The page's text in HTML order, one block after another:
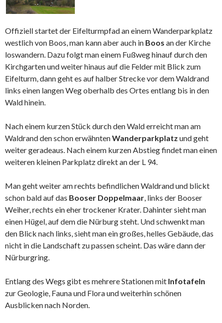
Offiziell startet der Eifelturmpfad an einem Wanderparkplatz
westlich von Boos, man kann aber auch in Boos an der Kirche
loswandern. Dazu folgt man einem Fußweg hinauf durch den
Kirchgarten und weiter hinaus auf die Felder mit Blick zum
Eifelturm, dann geht es auf halber Strecke vor dem Waldrand
links einen langen Weg oberhalb des Ortes entlang bis in den
Wald hinein.
Nach einem kurzen Stück durch den Wald erreicht man am
Waldrand den schon erwähntenWanderparkplatz und geht
weiter geradeaus. Nach einem kurzen Abstieg findet man einen
weiteren kleinen Parkplatz direkt an der L 94.
Man geht weiter am rechts befindlichen Waldrand und blickt
schon bald auf das Booser Doppelmaar , links der Booser
Weiher, rechts ein eher trockener Krater. Dahinter sieht man
einen Hügel, auf dem die Nürburg steht. Und schwenkt man
den Blick nach links, sieht man ein großes, helles Gebäude, das
nicht in die Landschaft zu passen scheint. Das wäre dann der
Nürburgring.
Entlang des Wegs gibt es mehrere Stationen mit Infotafeln
zur Geologie, Fauna und Flora und weiterhin schönen
Ausblicken nach Norden.